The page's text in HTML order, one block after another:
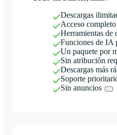
Descargas
Acceso
Herramientas de
Funciones de IA
Un paquete por
Sin atribución
Descargas más
Soporte
Sin anuncios